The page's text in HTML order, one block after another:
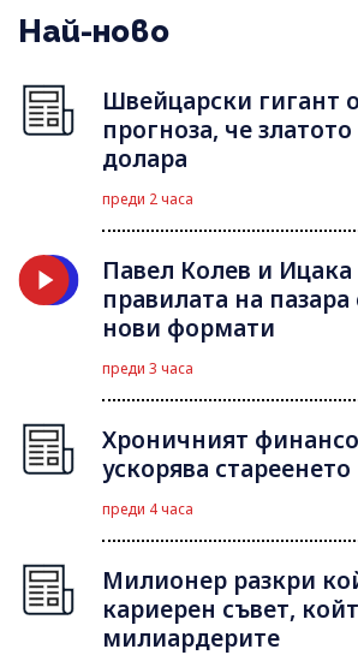
Най-ново
Швейцарски гигант
прогноза, че
долара
преди 2 часа
Павел Колев и
правилата на пазара
нови формати
преди 3 часа
Хроничният
ускорява
преди 4 часа
Милионер разкри
кариерен съвет,
милиардерите